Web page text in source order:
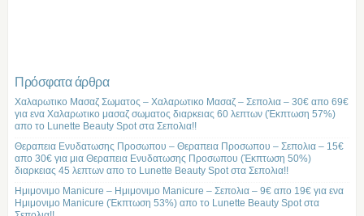
Πρόσφατα άρθρα
Χαλαρωτικο Μασαζ Σωματος – Χαλαρωτικο Μασαζ – Σεπολια – 30€ απο 69€
για ενα Χαλαρωτικο μασαζ σωματος διαρκειας 60 λεπτων (Έκπτωση 57%)
απο το Lunette Beauty Spot στα Σεπολια!!
Θεραπεια Ενυδατωσης Προσωπου – Θεραπεια Προσωπου – Σεπολια – 15€
απο 30€ για μια Θεραπεια Ενυδατωσης Προσωπου (Έκπτωση 50%)
διαρκειας 45 λεπτων απο το Lunette Beauty Spot στα Σεπολια!!
Ημιμονιμο Manicure – Ημιμονιμο Manicure – Σεπολια – 9€ απο 19€ για ενα
Ημιμονιμο Manicure (Έκπτωση 53%) απο το Lunette Beauty Spot στα